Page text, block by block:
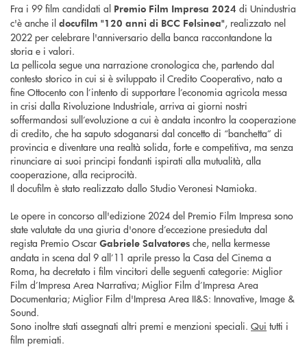
Fra i 99 film candidati al Premio Film Impresa 2024 di Unindustria
c'è anche il docufilm "120 anni di BCC Felsinea", realizzato nel
2022 per celebrare l'anniversario della banca raccontandone la
storia e i valori.
La pellicola segue una narrazione cronologica che, partendo dal
contesto storico in cui si è sviluppato il Credito Cooperativo, nato a
fine Ottocento con l’intento di supportare l’economia agricola messa
in crisi dalla Rivoluzione Industriale, arriva ai giorni nostri
soffermandosi sull’evoluzione a cui è andata incontro la cooperazione
di credito, che ha saputo sdoganarsi dal concetto di “banchetta” di
provincia e diventare una realtà solida, forte e competitiva, ma senza
rinunciare ai suoi principi fondanti ispirati alla mutualità, alla
cooperazione, alla reciprocità.
Il docufilm è stato realizzato dallo Studio Veronesi Namioka.
Le opere in concorso all'edizione 2024 del Premio Film Impresa sono
state valutate da una giuria d'onore d’eccezione presieduta dal
regista Premio Oscar Gabriele Salvatores che, nella kermesse
andata in scena dal 9 all’11 aprile presso la Casa del Cinema a
Roma, ha decretato i film vincitori delle seguenti categorie: Miglior
Film d’Impresa Area Narrativa; Miglior Film d’Impresa Area
Documentaria; Miglior Film d'Impresa Area II&S: Innovative, Image &
Sound.
Sono inoltre stati assegnati altri premi e menzioni speciali. Qui tutti i
film premiati.